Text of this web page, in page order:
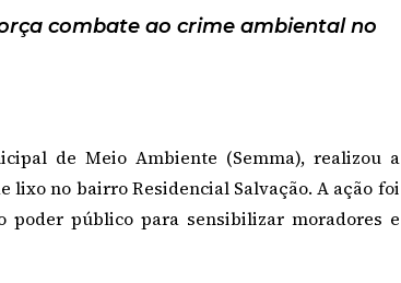
combate ao crime ambiental no
de Meio Ambiente (Semma), realizou a
lixo no bairro Residencial Salvação. A ação foi
poder público para sensibilizar moradores e